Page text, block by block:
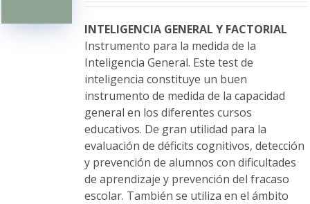
elegir
en
la
página
de
producto
INTELIGENCIA GENERAL Y FACTORIAL
Instrumento para la medida de la
Inteligencia General. Este test de
inteligencia constituye un buen
instrumento de medida de la capacidad
general en los diferentes cursos
educativos. De gran utilidad para la
evaluación de déficits cognitivos, detección
y prevención de alumnos con dificultades
de aprendizaje y prevención del fracaso
escolar. También se utiliza en el ámbito